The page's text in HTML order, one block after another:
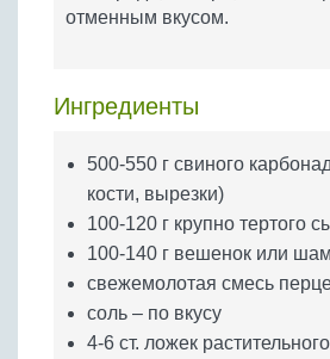
Бобовые
отменным вкусом.
Ингредиенты
500-550 г свиного
кости, вырезки)
100-120 г крупно тертого
100-140 г вешенок или
свежемолотая смесь
соль – по вкусу
4-6 ст. ложек